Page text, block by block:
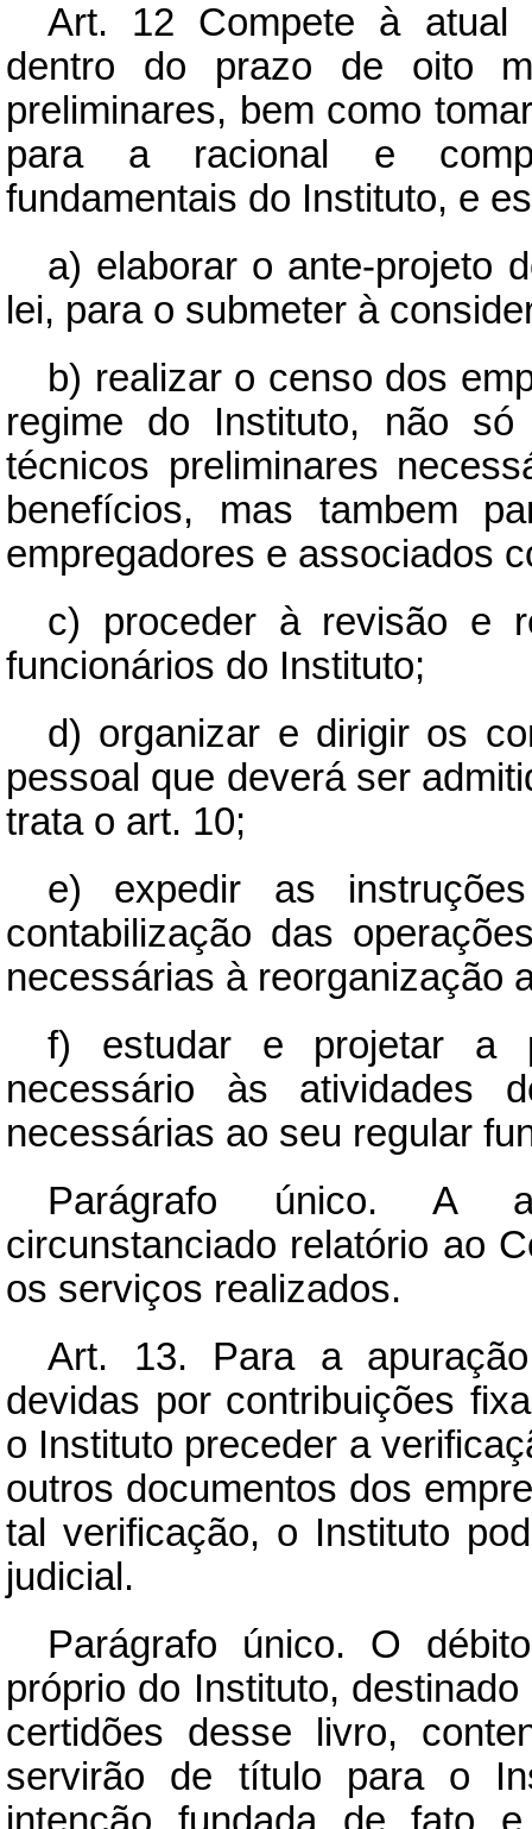
Art. 12 Compete à atual
dentro do prazo de oito
preliminares, bem como
para a racional e
fundamentais do Instituto, e
a) elaborar o ante-projeto
lei, para o submeter à
b) realizar o censo dos
regime do Instituto, não
técnicos preliminares
benefícios, mas tambem
empregadores e associados
c) proceder à revisão e
funcionários do Instituto;
d) organizar e dirigir os
pessoal que deverá ser
trata o art. 10;
e) expedir as
contabilização das
necessárias à reorganização
f) estudar e projetar a
necessário às atividades
necessárias ao seu regular
Parágrafo único. A
circunstanciado relatório ao
os serviços realizados.
Art. 13. Para a
devidas por contribuições
o Instituto preceder a
outros documentos dos
tal verificação, o Instituto
judicial.
Parágrafo único. O
próprio do Instituto,
certidões desse livro,
servirão de título para o